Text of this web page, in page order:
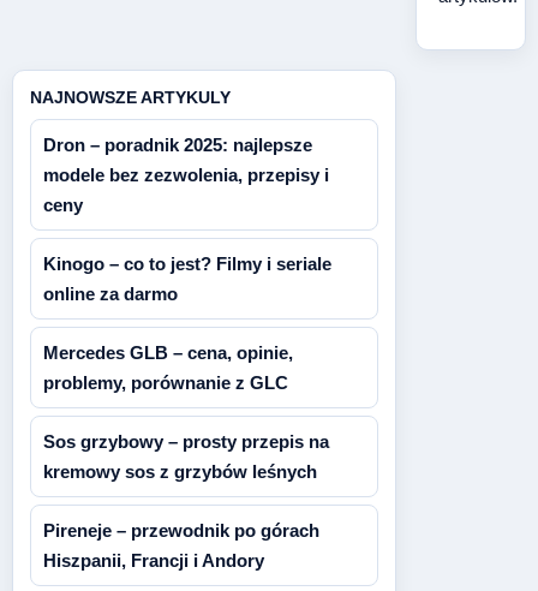
NAJNOWSZE ARTYKULY
Dron – poradnik 2025: najlepsze
modele bez zezwolenia, przepisy i
ceny
Kinogo – co to jest? Filmy i seriale
online za darmo
Mercedes GLB – cena, opinie,
problemy, porównanie z GLC
Sos grzybowy – prosty przepis na
kremowy sos z grzybów leśnych
Pireneje – przewodnik po górach
Hiszpanii, Francji i Andory